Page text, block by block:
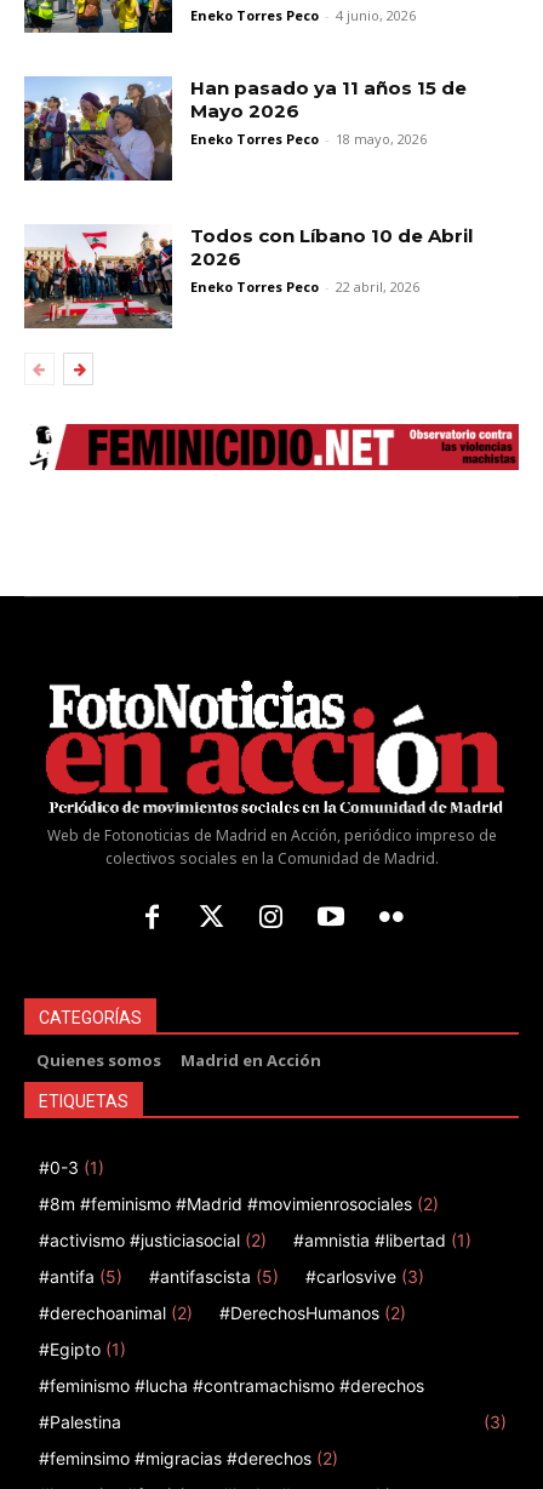
Eneko Torres Peco - 4 junio, 2026
Han pasado ya 11 años 15 de
Mayo 2026
Eneko Torres Peco - 18 mayo, 2026
Todos con Líbano 10 de Abril
2026
Eneko Torres Peco - 22 abril, 2026
Web de Fotonoticias de Madrid en Acción, periódico impreso de
colectivos sociales en la Comunidad de Madrid.
CATEGORÍAS
Quienes somos Madrid en Acción
ETIQUETAS
#0-3 (1)
#8m #feminismo #Madrid #movimienrosociales (2)
#activismo #justiciasocial (2) #amnistia #libertad (1)
#antifa (5) #antifascista (5) #carlosvive (3)
#derechoanimal (2) #DerechosHumanos (2)
#Egipto (1)
#feminismo #lucha #contramachismo #derechos
#Palestina
(3)
#feminsimo #migracias #derechos (2)